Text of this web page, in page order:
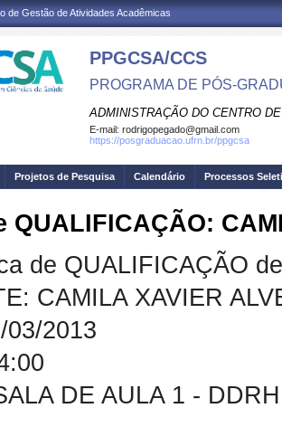
de Gestão de Atividades Acadêmicas
PPGCSA/CCS
PROGRAMA DE PÓS-
ADMINISTRAÇÃO DO CENTRO
E-mail: rodrigopegado@gmail.com
https://posgraduacao.ufrn.br/ppgcsa
Projetos de Pesquisa Calendário Processos
QUALIFICAÇÃO:
de QUALIFICAÇÃO
CAMILA XAVIER
03/2013
DE AULA 1 - DDRH